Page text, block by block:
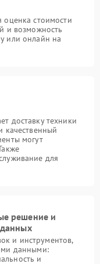
оценка стоимости
и возможность
или онлайн на
доставку техники
качественный
могут
для
решение и
и инструментов,
данными:
и